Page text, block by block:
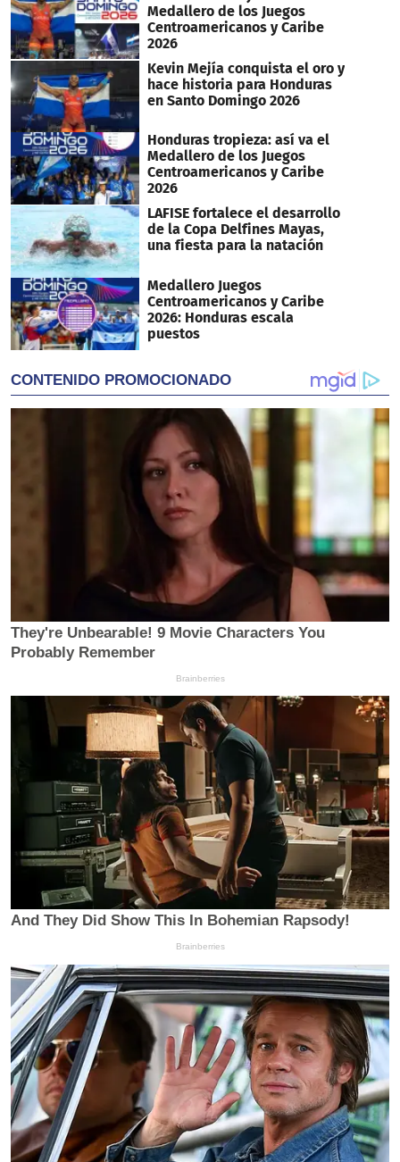
Medallero de los Juegos
Centroamericanos y Caribe
2026
Kevin Mejía conquista el oro y
hace historia para Honduras
en Santo Domingo 2026
Honduras tropieza: así va el
Medallero de los Juegos
Centroamericanos y Caribe
2026
LAFISE fortalece el desarrollo
de la Copa Delfines Mayas,
una fiesta para la natación
Medallero Juegos
Centroamericanos y Caribe
2026: Honduras escala
puestos